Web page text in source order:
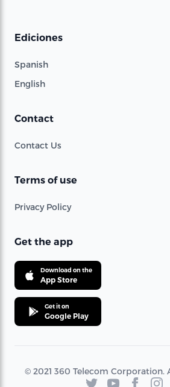
Ediciones
Spanish
English
Contact
Contact Us
Terms of use
Privacy Policy
Get the app
Download on the
App Store
Get it on
Google Play
© 2021 360 Telecom Corporation.